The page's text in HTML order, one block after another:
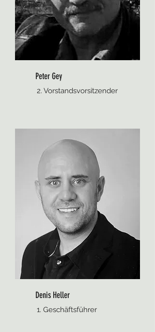
Peter Gey
2. Vorstandsvorsitzender
Denis Heller
1. Geschäftsführer